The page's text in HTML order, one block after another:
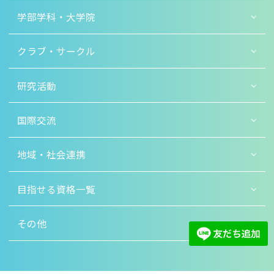
学部学科・大学院
クラブ・サークル
研究活動
国際交流
地域・社会連携
目指せる資格一覧
その他